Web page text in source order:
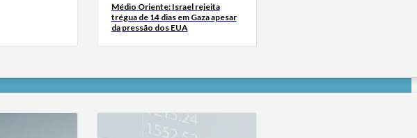
Médio Oriente: Israel rejeita
trégua de 14 dias em Gaza apesar
da pressão dos EUA